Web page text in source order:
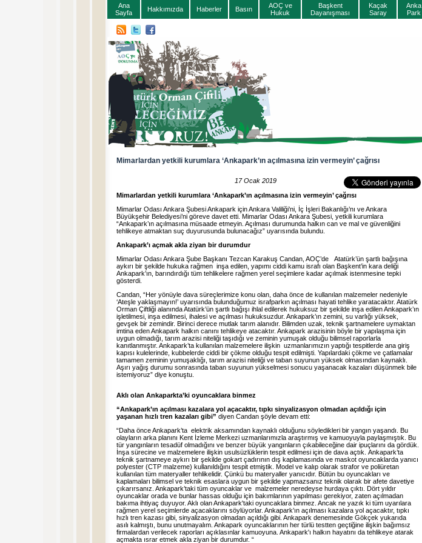
Ana
Sayfa
Hakkımızda Haberler Basın
AOÇ ve
Hukuk
Başkent
Dayanışması
Kaçak
Saray
Anka
Park
Mimarlardan yetkili kurumlara ‘Ankapark’ın açılmasına izin vermeyin’ çağrısı
17 Ocak 2019
Mimarlardan yetkili kurumlara ‘Ankapark’ın açılmasına izin vermeyin’ çağrısı
Mimarlar Odası Ankara Şubesi Ankapark için Ankara Valiliği’ni, İç İşleri Bakanlığı’nı ve Ankara
Büyükşehir Belediyesi’ni göreve davet etti. Mimarlar Odası Ankara Şubesi, yetkili kurumlara
“Ankapark’ın açılmasına müsaade etmeyin. Açılması durumunda halkın can ve mal ve güvenliğini
tehlikeye atmaktan suç duyurusunda bulunacağız” uyarısında bulundu.
Ankapark’ı açmak akla ziyan bir durumdur
Mimarlar Odası Ankara Şube Başkanı Tezcan Karakuş Candan, AOÇ’de Atatürk’ün şartlı bağışına
aykırı bir şekilde hukuka rağmen inşa edilen, yapımı ciddi kamu israfı olan Başkent’in kara deliği
Ankapark’ın, barındırdığı tüm tehlikelere rağmen yerel seçimlere kadar açılmak istenmesine tepki
gösterdi.
Candan, “Her yönüyle dava süreçlerimize konu olan, daha önce de kullanılan malzemeler nedeniyle
‘Ateşle yaklaşmayın!’ uyarısında bulunduğumuz israfparkın açılması hayati tehlike yaratacaktır. Atatürk
Orman Çiftliği alanında Atatürk’ün şartlı bağışı ihlal edilerek hukuksuz bir şekilde inşa edilen Ankapark’ın
işletilmesi, inşa edilmesi, ihalesi ve açılması hukuksuzdur. Ankapark’ın zemini, su varlığı yüksek,
gevşek bir zemindir. Birinci derece mutlak tarım alanıdır. Bilimden uzak, teknik şartnamelere uymaktan
imtina eden Ankapark halkın canını tehlikeye atacaktır. Ankapark arazisinin böyle bir yapılaşma için
uygun olmadığı, tarım arazisi niteliği taşıdığı ve zeminin yumuşak olduğu bilimsel raporlarla
kanıtlanmıştır. Ankapark’ta kullanılan malzemelere ilişkin uzmanlarımızın yaptığı tespitlerde ana giriş
kapısı kulelerinde, kubbelerde ciddi bir çökme olduğu tespit edilmişti. Yapılardaki çökme ve çatlamalar
tamamen zeminin yumuşaklığı, tarım arazisi niteliği ve taban suyunun yüksek olmasından kaynaklı.
Aşırı yağış durumu sonrasında taban suyunun yükselmesi sonucu yaşanacak kazaları düşünmek bile
istemiyoruz” diye konuştu.
Aklı olan Ankaparkta’ki oyuncaklara binmez
“Ankapark’ın açılması kazalara yol açacaktır, tıpkı sinyalizasyon olmadan açıldığı için
yaşanan hızlı tren kazaları gibi” diyen Candan şöyle devam etti:
“Daha önce Ankapark’ta elektrik aksamından kaynaklı olduğunu söyledikleri bir yangın yaşandı. Bu
olayların arka planını Kent İzleme Merkezi uzmanlarımızla araştırmış ve kamuoyuyla paylaşmıştık. Bu
tür yangınların tesadüf olmadığını ve benzer büyük yangınların çıkabileceğine dair ipuçlarını da gördük.
İnşa sürecine ve malzemelere ilişkin usulsüzlüklerin tespit edilmesi için de dava açtık. Ankapark’ta
teknik şartnameye aykırı bir şekilde gokart çadırının dış kaplamasında ve maskot oyuncaklarda yanıcı
polyester (CTP malzeme) kullanıldığını tespit etmiştik. Model ve kalıp olarak strafor ve poliüretan
kullanılan tüm materyaller tehlikelidir. Çünkü bu materyaller yanıcıdır. Bütün bu oyuncakları ve
kaplamaları bilimsel ve teknik esaslara uygun bir şekilde yapmazsanız teknik olarak bir afete davetiye
çıkarırsanız. Ankapark’taki tüm oyuncaklar ve malzemeler neredeyse hurdaya çıktı. Dört yıldır
oyuncaklar orada ve bunlar hassas olduğu için bakımlarının yapılması gerekiyor, zaten açılmadan
bakıma ihtiyaç duyuyor. Aklı olan Ankapark'taki oyuncaklara binmez. Ancak ne yazık ki tüm uyarılara
rağmen yerel seçimlerde açacaklarını söylüyorlar. Ankapark’ın açılması kazalara yol açacaktır, tıpkı
hızlı tren kazası gibi, sinyalizasyon olmadan açıldığı gibi. Ankapark denemesinde Gökçek yukarıda
asılı kalmıştı, bunu unutmayalım. Ankapark oyuncaklarının her türlü testten geçtiğine ilişkin bağımsız
firmalardan verilecek raporları açıklasınlar kamuoyuna. Ankapark'ı halkın hayatını da tehlikeye atarak
açmakta ısrar etmek akla ziyan bir durumdur. “